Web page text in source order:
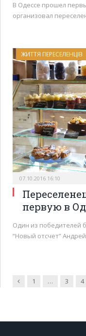
В Одессе прошел
организовал
ЖИТТЯ ПЕРЕСЕЛЕНЦІВ
07.10.2016 16:10
первую в
Один из победителей
“Новый отсчет”
Попередня
1 … 3 4